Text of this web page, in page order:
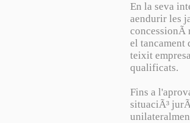
En la seva
aendurir les
concessionÃ
el tancament
teixit
qualificats.
Fins a
situaciÃ³